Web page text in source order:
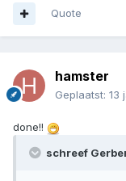
Quote
hamster
Geplaatst: 13
done!!
schreef